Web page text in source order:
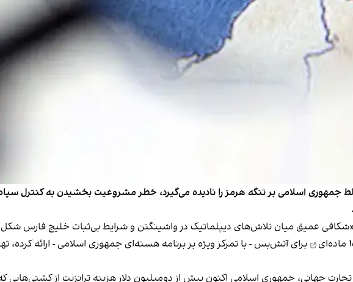
اسلامی بر تنگه هرمز را نادیده می‌گیرد، خطر مشروعیت بخشیدن به کنترل سپاه
عمیق میان تلاش‌های دیپلماتیک در واشینگتن و شرایط بی‌ثبات خلیج فارس شکل
برای آتش‌بس - با تمرکز ویژه بر برنامه هسته‌ای جمهوری اسلامی - ارائه کرده،
جهانی، جمهوری اسلامی اکنون بیش از دومیلیون دلار هزینه ترانزیت از کشتی‌هایی